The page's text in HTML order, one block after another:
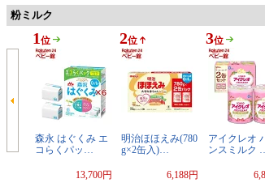
粉ミルク
1 位
森永 はぐくみ エ
コらくパッ…
13,700円
2位
明治ほほえみ(780
g×2缶入)…
6,188円
3位
アイクレオ
ンスミルク